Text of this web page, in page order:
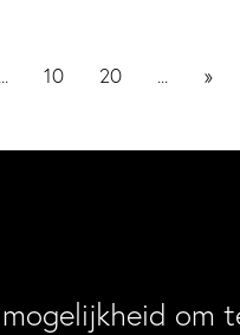
... 10 20 ... »
mogelijkheid om